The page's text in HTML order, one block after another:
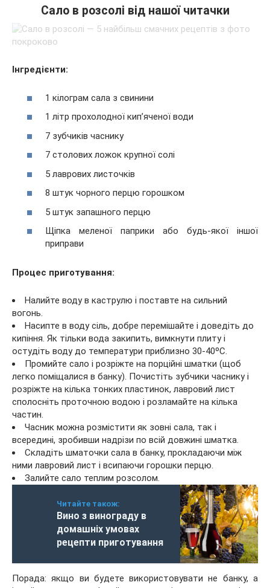
Сало в розсолі від нашої читачки
Інгредієнти:
1 кілограм сала з свинини
1 літр прохолодної кип’яченої води
7 зубчиків часнику
7 столових ложок крупної солі
5 лаврових листочків
8 штук чорного перцю горошком
5 штук запашного перцю
Щіпка меленої паприки або будь-якої іншої
приправи
Процес приготування:
Налийте воду в каструлю і поставте на сильний
вогонь.
Насипте в воду сіль, добре перемішайте і доведіть до
кипіння. Як тільки вода закипить, вимкнути плиту і
остудіть воду до температури приблизно 30-40ºС.
Промийте сало і розріжте на порційні шматки (щоб
легко поміщалися в банку). Почистіть зубчики часнику і
розріжте на кілька тонких пластинок, лавровий лист
сполосніть проточною водою і розламайте на кілька
частин.
Часник можна розмістити як зовні сала, так і
всередині, зробивши надрізи по всій довжині шматка.
Складіть шматочки сала в банку, прокладаючи між
ними лавровий лист і всипаючи горошки перцю.
Залийте сало теплим розсолом.
Читайте також:
Вино з винограду в
домашніх умовах
рецепти приготування
Порада: якщо ви будете використовувати не банку, а